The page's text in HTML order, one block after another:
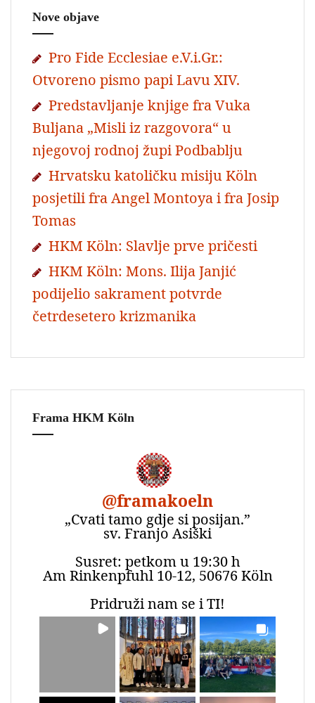
Nove objave
Pro Fide Ecclesiae e.V.i.Gr.:
Otvoreno pismo papi Lavu XIV.
Predstavljanje knjige fra Vuka
Buljana „Misli iz razgovora“ u
njegovoj rodnoj župi Podbablju
Hrvatsku katoličku misiju Köln
posjetili fra Angel Montoya i fra Josip
Tomas
HKM Köln: Slavlje prve pričesti
HKM Köln: Mons. Ilija Janjić
podijelio sakrament potvrde
četrdesetero krizmanika
Frama HKM Köln
@framakoeln
„Cvati tamo gdje si posijan.”
sv. Franjo Asiški
Susret: petkom u 19:30 h
Am Rinkenpfuhl 10-12, 50676 Köln
Pridruži nam se i TI!